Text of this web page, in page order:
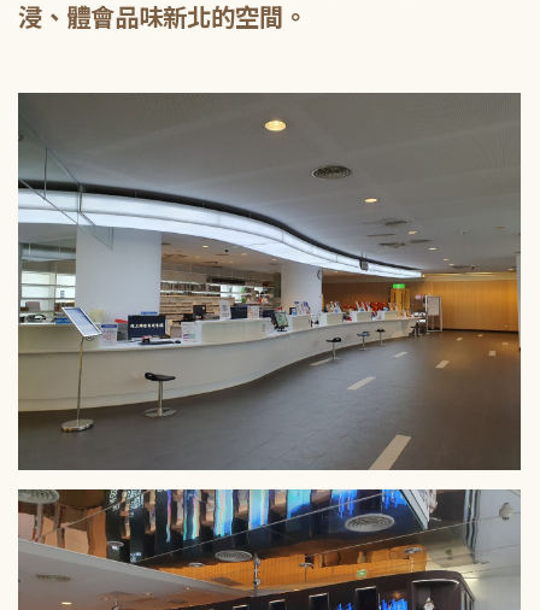
浸、體會品味新北的空間。